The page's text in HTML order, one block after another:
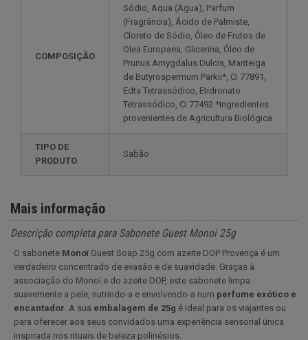
COMPOSIÇÃO
Sódio, Aqua (Água), Parfum
(Fragrância), Ácido de Palmiste,
Cloreto de Sódio, Óleo de Frutos de
Olea Europaea, Glicerina, Óleo de
Prunus Amygdalus Dulcis, Manteiga
de Butyrospermum Parkii*, Ci 77891,
Edta Tetrassódico, Etidronato
Tetrassódico, Ci 77492.*Ingredientes
provenientes de Agricultura Biológica
TIPO DE
PRODUTO
Sabão
Mais informação
Descrição completa para Sabonete Guest Monoi 25g
O sabonete Monoï Guest Soap 25g com azeite DOP Provença é um
verdadeiro concentrado de evasão e de suavidade. Graças à
associação do Monoï e do azeite DOP, este sabonete limpa
suavemente a pele, nutrindo-a e envolvendo-a num perfume exótico e
encantador. A sua embalagem de 25g é ideal para os viajantes ou
para oferecer aos seus convidados uma experiência sensorial única
inspirada nos rituais de beleza polinésios.